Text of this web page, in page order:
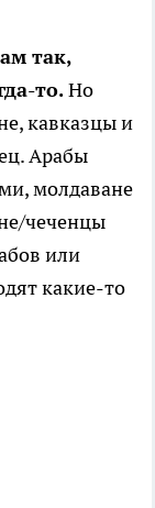
так,
то.Но
кавказцы и
Арабы
молдаване
чеченцы
или
какие-то